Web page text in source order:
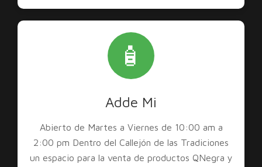
🧴
Adde Mi
Abierto de Martes a Viernes de 10:00 am a
2:00 pm Dentro del Callejón de las Tradiciones
un espacio para la venta de productos QNegra y